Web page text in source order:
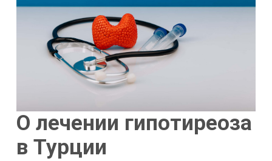
О лечении гипотиреоза
в Турции